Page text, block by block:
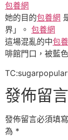
包養網
她的目的包養網
界」。 包養網
這場混亂的中包
啡館門口，被藍
發佈留言
發佈留言必須填
為 *